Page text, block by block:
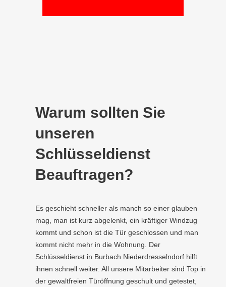
Warum sollten Sie
unseren
Schlüsseldienst
Beauftragen?
Es geschieht schneller als manch so einer glauben
mag, man ist kurz abgelenkt, ein kräftiger Windzug
kommt und schon ist die Tür geschlossen und man
kommt nicht mehr in die Wohnung. Der
Schlüsseldienst in Burbach Niederdresselndorf hilft
ihnen schnell weiter. All unsere Mitarbeiter sind Top in
der gewaltfreien Türöffnung geschult und getestet,